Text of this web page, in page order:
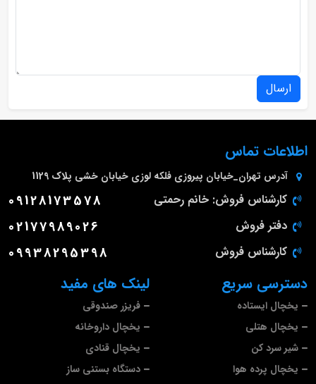
ارسال
لینک های مفید
فریزر صندوقی
یخچال داروخانه
یخچال قنادی
دستگاه بستنی ساز
دسترسی سریع
یخچال ایستاده
یخچال هتلی
شیر سرد کن
یخچال پرده هوا
اطلاعات تماس
آدرس تهران_خیابان پیروزی فلکه لوزی خیابان خشی پلاک 1129
کارشناس فروش: خانم رحمتی 09128173578
دفتر فروش 02177989026
کارشناس فروش 09938295398